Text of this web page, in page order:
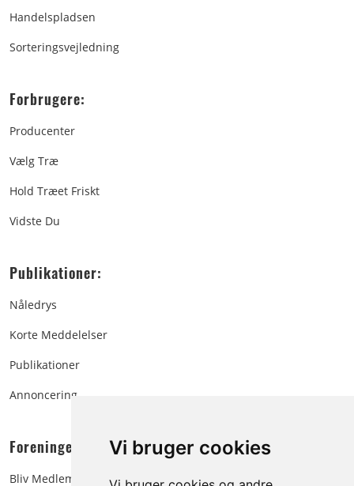
Vi bruger cookies
Handelspladsen
Sorteringsvejledning
Forbrugere:
Producenter
Vælg Træ
Hold Træet Friskt
Vidste Du
Publikationer:
Nåledrys
Korte Meddelelser
Publikationer
Annoncering
Foreningen:
Bliv Medlem